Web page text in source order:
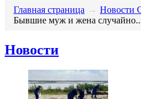
Главная страница → Новости
Бывшие муж и жена
Новости